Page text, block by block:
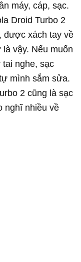
máy, cáp, sạc.
Droid Turbo 2
được xách tay về
vậy. Nếu muốn
tai nghe, sạc
mình sắm sửa.
2 cũng là sạc
nghĩ nhiều về